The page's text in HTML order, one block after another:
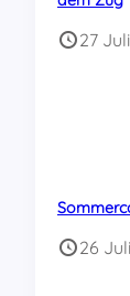
27
26